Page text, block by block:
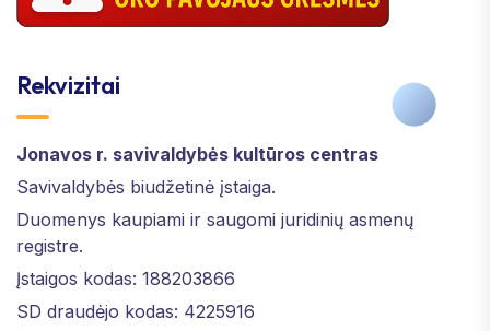
Rekvizitai
Jonavos r. savivaldybės kultūros centras
Savivaldybės biudžetinė įstaiga.
Duomenys kaupiami ir saugomi juridinių asmenų
registre.
Įstaigos kodas: 188203866
SD draudėjo kodas: 4225916